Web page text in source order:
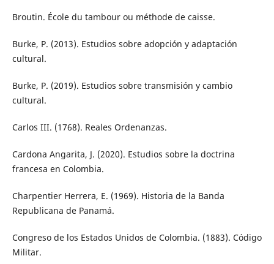
Broutin. École du tambour ou méthode de caisse.
Burke, P. (2013). Estudios sobre adopción y adaptación
cultural.
Burke, P. (2019). Estudios sobre transmisión y cambio
cultural.
Carlos III. (1768). Reales Ordenanzas.
Cardona Angarita, J. (2020). Estudios sobre la doctrina
francesa en Colombia.
Charpentier Herrera, E. (1969). Historia de la Banda
Republicana de Panamá.
Congreso de los Estados Unidos de Colombia. (1883). Código
Militar.